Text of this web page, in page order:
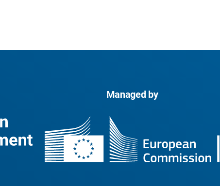
Managed by